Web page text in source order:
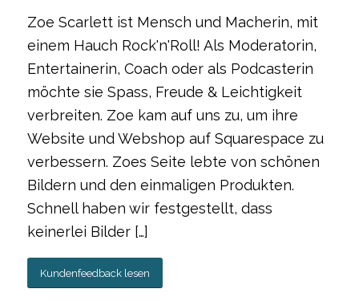
Zoe Scarlett ist Mensch und Macherin, mit
einem Hauch Rock'n'Roll! Als Moderatorin,
Entertainerin, Coach oder als Podcasterin
möchte sie Spass, Freude & Leichtigkeit
verbreiten. Zoe kam auf uns zu, um ihre
Website und Webshop auf Squarespace zu
verbessern. Zoes Seite lebte von schönen
Bildern und den einmaligen Produkten.
Schnell haben wir festgestellt, dass
keinerlei Bilder […]
Kundenfeedback lesen